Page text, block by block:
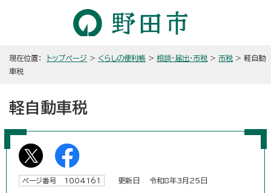
現在位置： トップページ > くらしの便利帳 > 相談・届出・市税 > 市税 > 軽自動
車税
軽自動車税
ページ番号 1004161 更新日 令和8年3月25日